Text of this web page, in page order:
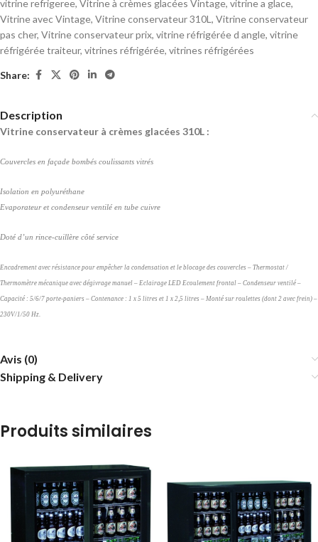
vitrine refrigeree, Vitrine à crèmes glacées Vintage, vitrine a glace,
Vitrine avec Vintage, Vitrine conservateur 310L , Vitrine conservateur
pas cher, Vitrine conservateur prix, vitrine réfrigérée d angle, vitrine
réfrigérée traiteur, vitrines réfrigérée, vitrines réfrigérées
Share:
Description
Vitrine conservateur à crèmes glacées 310L :
Couvercles en façade bombés coulissants vitrés
Isolation en polyuréthane
Evaporateur et condenseur ventilé en tube cuivre
Doté d’un rince-cuillère côté service
Encadrement avec résistance pour empêcher la condensation et le blocage des couvercles – Thermostat /
Thermomètre mécanique avec dégivrage manuel – Eclairage LED Ecoulement frontal – Condenseur ventilé –
Capacité : 5/6/7 porte-paniers – Contenance : 1 x 5 litres et 1 x 2,5 litres – Monté sur roulettes (dont 2 avec frein) –
230V/1/50 Hz.
Avis (0)
Shipping & Delivery
Produits similaires